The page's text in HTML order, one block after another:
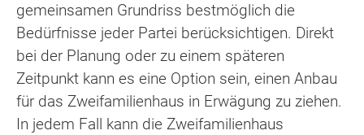
gemeinsamen Grundriss bestmöglich die
Bedürfnisse jeder Partei berücksichtigen. Direkt
bei der Planung oder zu einem späteren
Zeitpunkt kann es eine Option sein, einen Anbau
für das Zweifamilienhaus in Erwägung zu ziehen.
In jedem Fall kann die Zweifamilienhaus